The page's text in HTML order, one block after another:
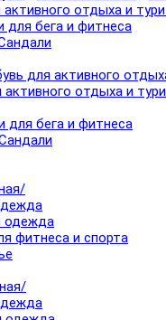
отдыха и
для бега и фитнеса
для активного
отдыха и
для бега и фитнеса
одежда
фитнеса и спорта